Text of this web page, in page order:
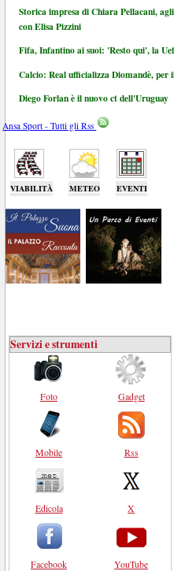
Storica impresa di Chiara Pellacani,
con Elisa Pizzini
Fifa, Infantino ai suoi: 'Resto qui', la
Calcio: Real ufficializza Diomandè,
Diego Forlan è il nuovo ct dell'Uruguay
Ansa Sport - Tutti gli Rss
VIABILITÀ METEO EVENTI
Servizi e strumenti
Foto
Mobile
Edicola
Facebook
Gadget
Rss
X
YouTube